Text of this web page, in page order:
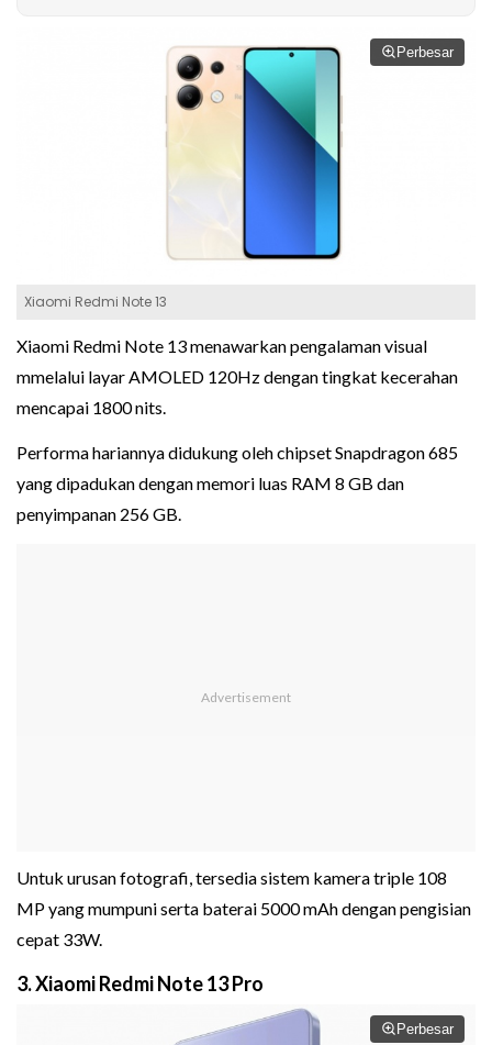
Perbesar
Xiaomi Redmi Note 13
Xiaomi Redmi Note 13 menawarkan pengalaman visual
mmelalui layar AMOLED 120Hz dengan tingkat kecerahan
mencapai 1800 nits.
Performa hariannya didukung oleh chipset Snapdragon 685
yang dipadukan dengan memori luas RAM 8 GB dan
penyimpanan 256 GB.
Untuk urusan fotografi, tersedia sistem kamera triple 108
MP yang mumpuni serta baterai 5000 mAh dengan pengisian
cepat 33W.
3. Xiaomi Redmi Note 13 Pro
Perbesar